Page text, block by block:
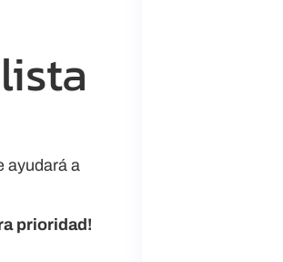
ayudará a
prioridad!